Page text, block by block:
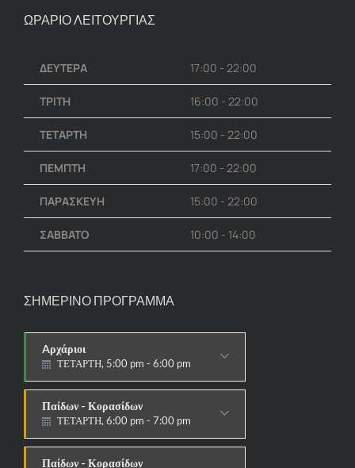
ΩΡΑΡΙΟ ΛΕΙΤΟΥΡΓΙΑΣ
ΔΕΥΤΕΡΑ 17:00 - 22:00
ΤΡΙΤΗ 16:00 - 22:00
ΤΕΤΑΡΤΗ 15:00 - 22:00
ΠΕΜΠΤΗ 17:00 - 22:00
ΠΑΡΑΣΚΕΥΗ 15:00 - 22:00
ΣΑΒΒΑΤΟ 10:00 - 14:00
ΣΗΜΕΡΙΝΟ ΠΡΟΓΡΑΜΜΑ
Aρχάριοι
ΤΕΤΑΡΤΗ, 5:00 pm - 6:00 pm
Παίδων - Κορασίδων
ΤΕΤΑΡΤΗ, 6:00 pm - 7:00 pm
Παίδων - Κορασίδων